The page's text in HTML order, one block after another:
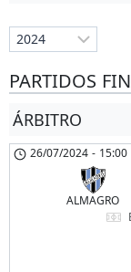
PARTIDOS
ÁRBITRO
26/07/2024 - 15:00
ALMAGRO